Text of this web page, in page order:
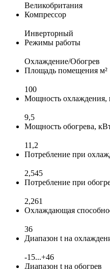
Великобритания
Компрессор
Инверторный
Режимы работы
Охлаждение/Обогрев
Площадь помещения м²
100
Мощность охлаждения,
9,5
Мощность обогрева,
11,2
Потребление при
2,545
Потребление при
2,261
Охлаждающая
36
Диапазон t на
-15...+46
Диапазон t на обогрев